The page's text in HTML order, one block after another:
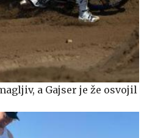
a Gajser je že osvojil